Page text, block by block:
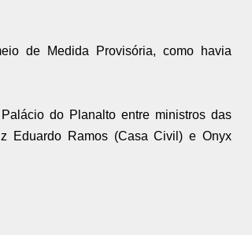
de Medida Provisória, como havia
do Planalto entre ministros das
Eduardo Ramos (Casa Civil) e Onyx